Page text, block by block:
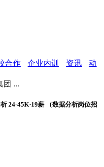
合作 企业内训 资讯
动
团 ...
24-45K·19薪 （数据分析岗位招